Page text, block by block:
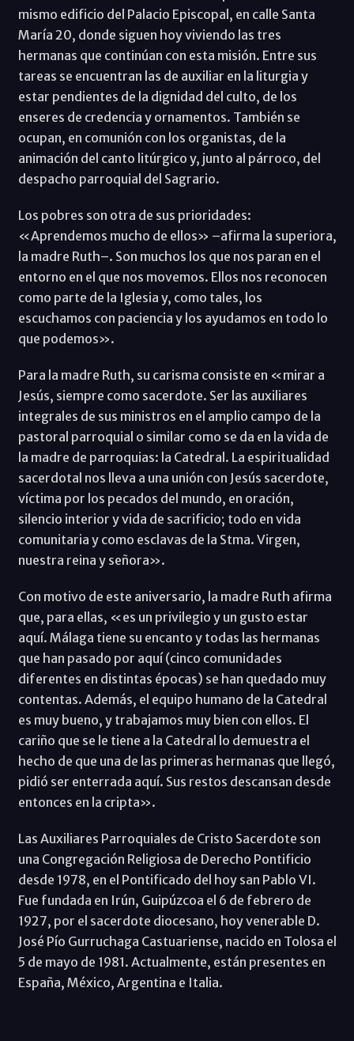
mismo edificio del Palacio Episcopal, en calle Santa
María 20, donde siguen hoy viviendo las tres
hermanas que continúan con esta misión. Entre sus
tareas se encuentran las de auxiliar en la liturgia y
estar pendientes de la dignidad del culto, de los
enseres de credencia y ornamentos. También se
ocupan, en comunión con los organistas, de la
animación del canto litúrgico y, junto al párroco, del
despacho parroquial del Sagrario.
Los pobres son otra de sus prioridades:
«Aprendemos mucho de ellos» –afirma la superiora,
la madre Ruth–. Son muchos los que nos paran en el
entorno en el que nos movemos. Ellos nos reconocen
como parte de la Iglesia y, como tales, los
escuchamos con paciencia y los ayudamos en todo lo
que podemos».
Para la madre Ruth, su carisma consiste en «mirar a
Jesús, siempre como sacerdote. Ser las auxiliares
integrales de sus ministros en el amplio campo de la
pastoral parroquial o similar como se da en la vida de
la madre de parroquias: la Catedral. La espiritualidad
sacerdotal nos lleva a una unión con Jesús sacerdote,
víctima por los pecados del mundo, en oración,
silencio interior y vida de sacrificio; todo en vida
comunitaria y como esclavas de la Stma. Virgen,
nuestra reina y señora».
Con motivo de este aniversario, la madre Ruth afirma
que, para ellas, «es un privilegio y un gusto estar
aquí. Málaga tiene su encanto y todas las hermanas
que han pasado por aquí (cinco comunidades
diferentes en distintas épocas) se han quedado muy
contentas. Además, el equipo humano de la Catedral
es muy bueno, y trabajamos muy bien con ellos. El
cariño que se le tiene a la Catedral lo demuestra el
hecho de que una de las primeras hermanas que llegó,
pidió ser enterrada aquí. Sus restos descansan desde
entonces en la cripta».
Las Auxiliares Parroquiales de Cristo Sacerdote son
una Congregación Religiosa de Derecho Pontificio
desde 1978, en el Pontificado del hoy san Pablo VI.
Fue fundada en Irún, Guipúzcoa el 6 de febrero de
1927, por el sacerdote diocesano, hoy venerable D.
José Pío Gurruchaga Castuariense, nacido en Tolosa el
5 de mayo de 1981. Actualmente, están presentes en
España, México, Argentina e Italia.